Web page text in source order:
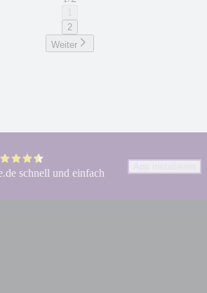
2
Weiter
schnell und einfach